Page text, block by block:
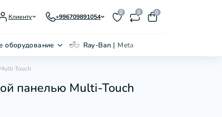
Клиенту +996709891054
0 0 0
оборудование Ray-Ban | Meta
Touch
панелью Multi-Touch